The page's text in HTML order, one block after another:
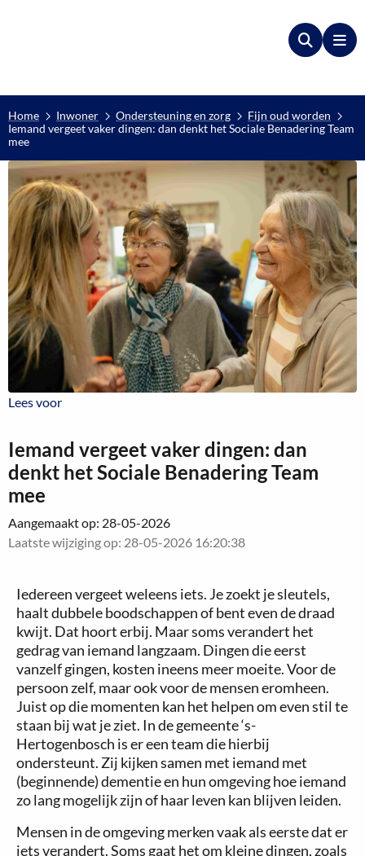
Zoeken
Home Inwoner Ondersteuning en zorg
Fijn oud worden
Iemand vergeet vaker dingen: dan denkt het Sociale Benadering Team
mee
Lees voorLees voor
Iemand vergeet vaker dingen: dan
denkt het Sociale Benadering Team
mee
Aangemaakt op: 28-05-2026
Laatste wijziging op: 28-05-2026 16:20:38
Iedereen vergeet weleens iets. Je zoekt je sleutels,
haalt dubbele boodschappen of bent even de draad
kwijt. Dat hoort erbij. Maar soms verandert het
gedrag van iemand langzaam. Dingen die eerst
vanzelf gingen, kosten ineens meer moeite. Voor de
persoon zelf, maar ook voor de mensen eromheen.
Juist op die momenten kan het helpen om even stil te
staan bij wat je ziet. In de gemeente ‘s-
Hertogenbosch is er een team die hierbij
ondersteunt. Zij kijken samen met iemand met
(beginnende) dementie en hun omgeving hoe iemand
zo lang mogelijk zijn of haar leven kan blijven leiden.
Mensen in de omgeving merken vaak als eerste dat er
iets verandert. Soms gaat het om kleine dingen, zoals